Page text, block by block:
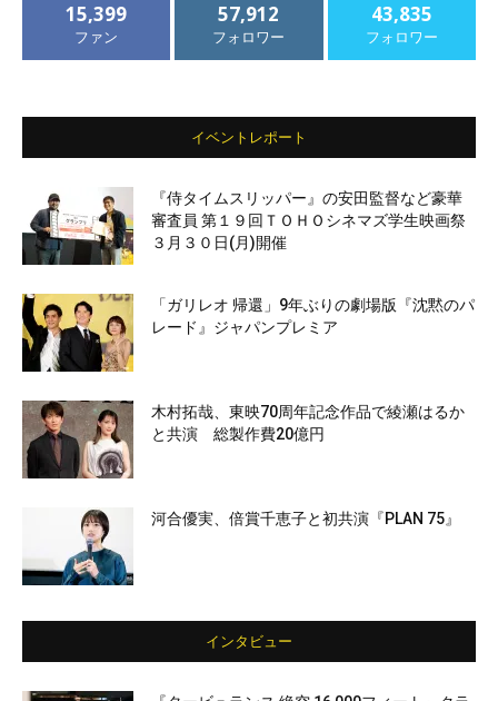
15,399
ファン
57,912
フォロワー
43,835
フォロワー
イベントレポート
『侍タイムスリッパー』の安田監督など豪華
審査員 第１９回ＴＯＨＯシネマズ学生映画祭
３月３０日(月)開催
「ガリレオ 帰還」9年ぶりの劇場版『沈黙のパ
レード』ジャパンプレミア
木村拓哉、東映70周年記念作品で綾瀬はるか
と共演 総製作費20億円
河合優実、倍賞千恵子と初共演『PLAN 75』
インタビュー